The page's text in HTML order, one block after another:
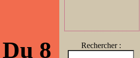
Rechercher :
Du 8